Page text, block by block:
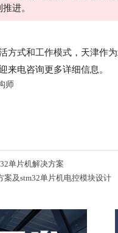
进。
方式和工作模式，天津作
来电咨询更多详细信息。
师
单片机解决方案
及stm32单片机电控模块设计